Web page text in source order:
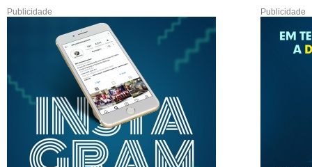
Publicidade Publicidade